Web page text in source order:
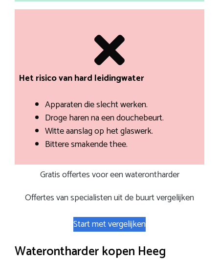
Het risico van hard leidingwater
Apparaten die slecht werken.
Droge haren na een douchebeurt.
Witte aanslag op het glaswerk.
Bittere smakende thee.
Gratis offertes voor een waterontharder
Offertes van specialisten uit de buurt vergelijken
Start met vergelijken
Waterontharder kopen Heeg